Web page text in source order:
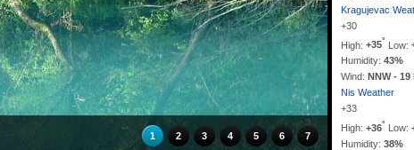
1 2 3 4 5 6 7
Kragujevac
+30
High: +35° Low:
Humidity: 43%
Wind: NNW - 19
Nis Weather
+33
High: +36° Low:
Humidity: 38%